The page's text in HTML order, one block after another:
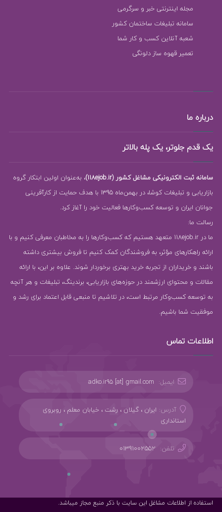
مجله اینترنتی خبر و سرگرمی
سامانه تبلیغات ساختمان کشور
شعبه آنلاین کسب و کار شما
تعمیر قهوه ساز دلونگی
درباره ما
یک قدم جلوتر، یک پله بالاتر
سامانه ثبت الکترونیکی مشاغل کشور (118ejob.ir)
، به‌عنوان اولین ابتکار گروه
بازاریابی و تبلیغات کوشا، در بهمن‌ماه 1395 با هدف حمایت از کارآفرینی
جوانان ایران و توسعه کسب‌وکارها فعالیت خود را آغاز کرد.
رسالت ما:
ما در 118ejob.ir متعهد هستیم که کسب‌وکارها را به مخاطبان معرفی کنیم و با
ارائه راهکارهای مؤثر، به فروشندگان کمک کنیم تا فروش بیشتری داشته
باشند و خریداران از تجربه خرید بهتری برخوردار شوند. علاوه بر این، با ارائه
مقالات و محتوای ارزشمند در حوزه‌های بازاریابی، برندینگ، تبلیغات و هر آنچه
به توسعه کسب‌وکار مرتبط است، در تلاشیم تا منبعی قابل اعتماد برای رشد و
موفقیت شما باشیم.
اطلاعات تماس
ایمیل: adko.ir95 [at] gmail.com
آدرس: ایران ، گیلان ، رشت ، خیابان معلم ، روبروی
استانداری
تلفن: 01391002552
استفاده از اطلاعات مشاغل این سایت با ذکر منبع مجاز میباشد.